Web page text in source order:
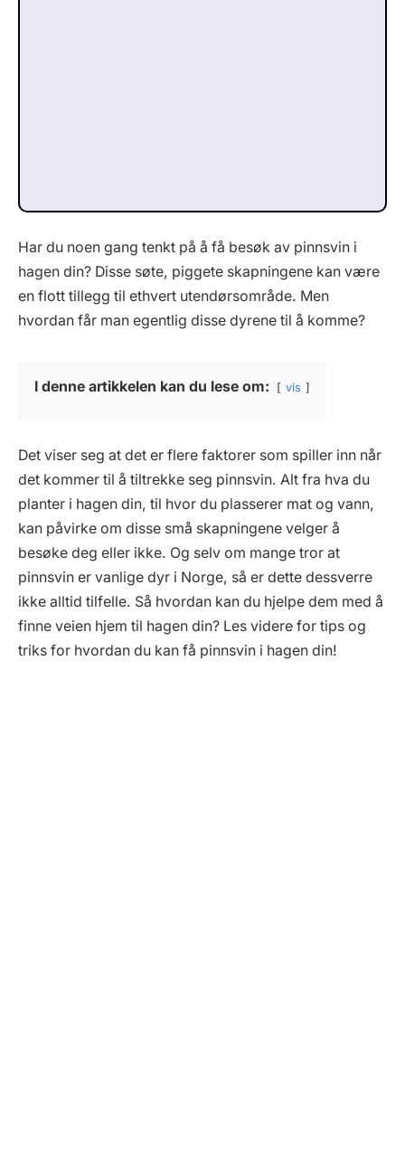
Har du noen gang tenkt på å få besøk av pinnsvin i
hagen din? Disse søte, piggete skapningene kan være
en flott tillegg til ethvert utendørsområde. Men
hvordan får man egentlig disse dyrene til å komme?
I denne artikkelen kan du lese om: vis
Det viser seg at det er flere faktorer som spiller inn når
det kommer til å tiltrekke seg pinnsvin. Alt fra hva du
planter i hagen din, til hvor du plasserer mat og vann,
kan påvirke om disse små skapningene velger å
besøke deg eller ikke. Og selv om mange tror at
pinnsvin er vanlige dyr i Norge, så er dette dessverre
ikke alltid tilfelle. Så hvordan kan du hjelpe dem med å
finne veien hjem til hagen din? Les videre for tips og
triks for hvordan du kan få pinnsvin i hagen din!